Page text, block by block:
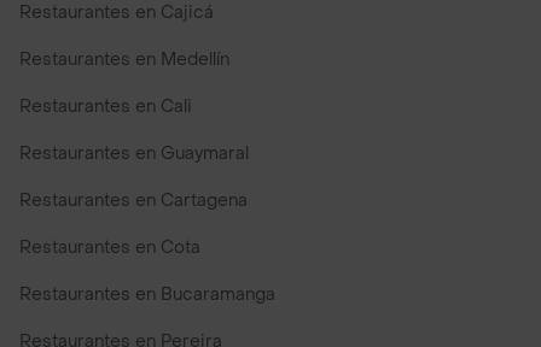
Restaurantes en Cajicá
Restaurantes en Medellín
Restaurantes en Cali
Restaurantes en Guaymaral
Restaurantes en Cartagena
Restaurantes en Cota
Restaurantes en Bucaramanga
Restaurantes en Pereira